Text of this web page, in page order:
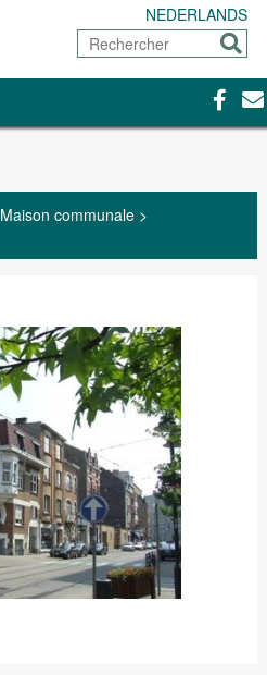
NEDERLANDS
Rechercher
Maison communale>